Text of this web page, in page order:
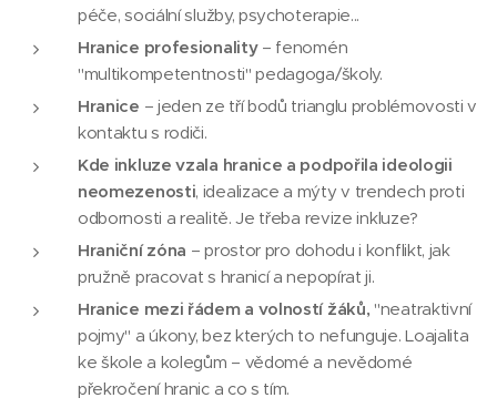
péče, sociální služby, psychoterapie...
Hranice profesionality– fenomén
"multikompetentnosti" pedagoga/školy.
Hranice – jeden ze tří bodů trianglu problémovosti v
kontaktu s rodiči.
Kde inkluze vzala hranice a podpořila ideologii
neomezenosti, idealizace a mýty v trendech proti
odbornosti a realitě. Je třeba revize inkluze?
Hraniční zóna – prostor pro dohodu i konflikt, jak
pružně pracovat s hranicí a nepopírat ji.
Hranice mezi řádem a volností žáků, "neatraktivní
pojmy" a úkony, bez kterých to nefunguje. Loajalita
ke škole a kolegům – vědomé a nevědomé
překročení hranic a co s tím.